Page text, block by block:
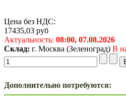
Цена без НДС:
17435,03 руб
Актуальность: 08:00, 07.08.2026
Склад: г. Москва (Зеленоград) В
Дополнительно потребуются: